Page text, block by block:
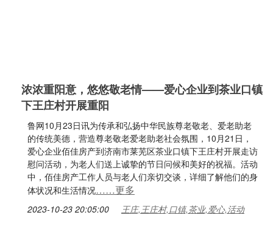
浓浓重阳意，悠悠敬老情——爱心企业到茶业口镇
下王庄村开展重阳
鲁网10月23日讯为传承和弘扬中华民族尊老敬老、爱老助老
的传统美德，营造尊老敬老爱老助老社会氛围，10月21日，
爱心企业佰佳房产到济南市莱芜区茶业口镇下王庄村开展走访
慰问活动，为老人们送上诚挚的节日问候和美好的祝福。活动
中，佰佳房产工作人员与老人们亲切交谈，详细了解他们的身
体状况和生活情况……更多
2023-10-23 20:05:00 王庄,王庄村,口镇,茶业,爱心,活动